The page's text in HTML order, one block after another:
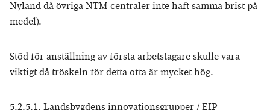
Nyland då övriga NTM-centraler inte haft samma brist på
medel).
Stöd för anställning av första arbetstagare skulle vara
viktigt då tröskeln för detta ofta är mycket hög.
5.2.5.1. Landsbygdens innovationsgrupper / EIP